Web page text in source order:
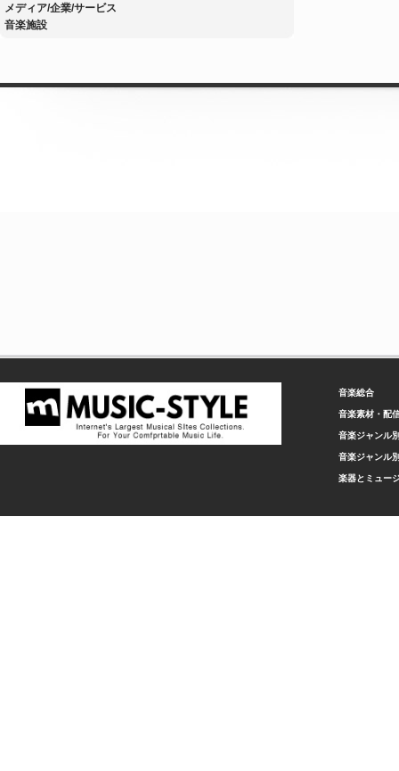
メディア/企業/サービス
音楽施設
音楽総合
音楽素材・配
音楽ジャンル
音楽ジャンル
楽器とミュー